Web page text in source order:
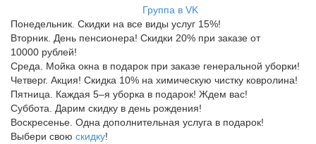
Группа в VK
Понедельник. Скидки на все виды услуг 15%!
Вторник. День пенсионера! Скидки 20% при заказе от
10000 рублей!
Среда. Мойка окна в подарок при заказе генеральной уборки!
Четверг. Акция! Скидка 10% на химическую чистку ковролина!
Пятница. Каждая 5–я уборка в подарок! Ждем вас!
Суббота. Дарим скидку в день рождения!
Воскресенье. Одна дополнительная услуга в подарок!
Выбери свою скидку!